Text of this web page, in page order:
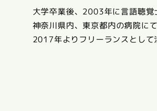
大学卒業後、2003年に言語聴覚
神奈川県内、東京都内の病院に
2017年よりフリーランスとして